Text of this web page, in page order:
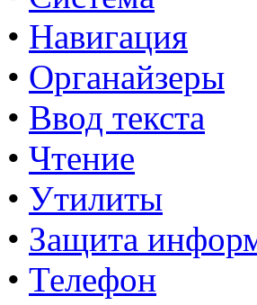
• Навигация
• Органайзеры
• Ввод текста
• Чтение
• Утилиты
• Защита
• Телефон